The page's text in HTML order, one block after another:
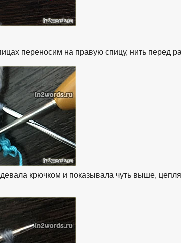
переносим на правую спицу, нить перед
крючком и показывала чуть выше,